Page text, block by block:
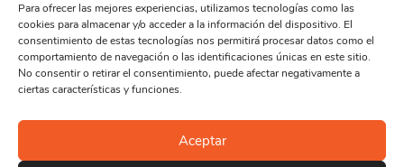
Para ofrecer las mejores experiencias, utilizamos tecnologías como las
cookies para almacenar y/o acceder a la información del dispositivo. El
consentimiento de estas tecnologías nos permitirá procesar datos como el
comportamiento de navegación o las identificaciones únicas en este sitio.
No consentir o retirar el consentimiento, puede afectar negativamente a
ciertas características y funciones.
Aceptar
+34663374495
Lun-Vie 09:00 a 20:00
info@306grados.com
Barcelona, España